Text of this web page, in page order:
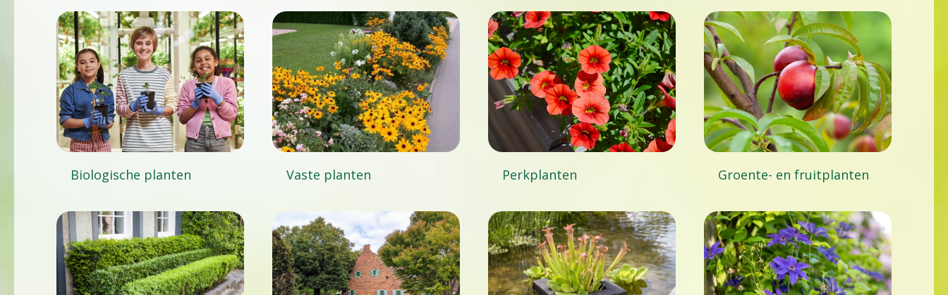
Biologische planten Vaste planten Perkplanten Groente- en fruitplanten